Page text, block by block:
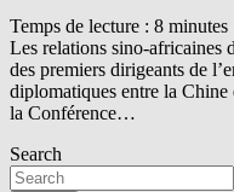
Temps de lecture : 8 minutes
Les relations sino-africaines
des premiers dirigeants de
diplomatiques entre la
la Conférence…
Search